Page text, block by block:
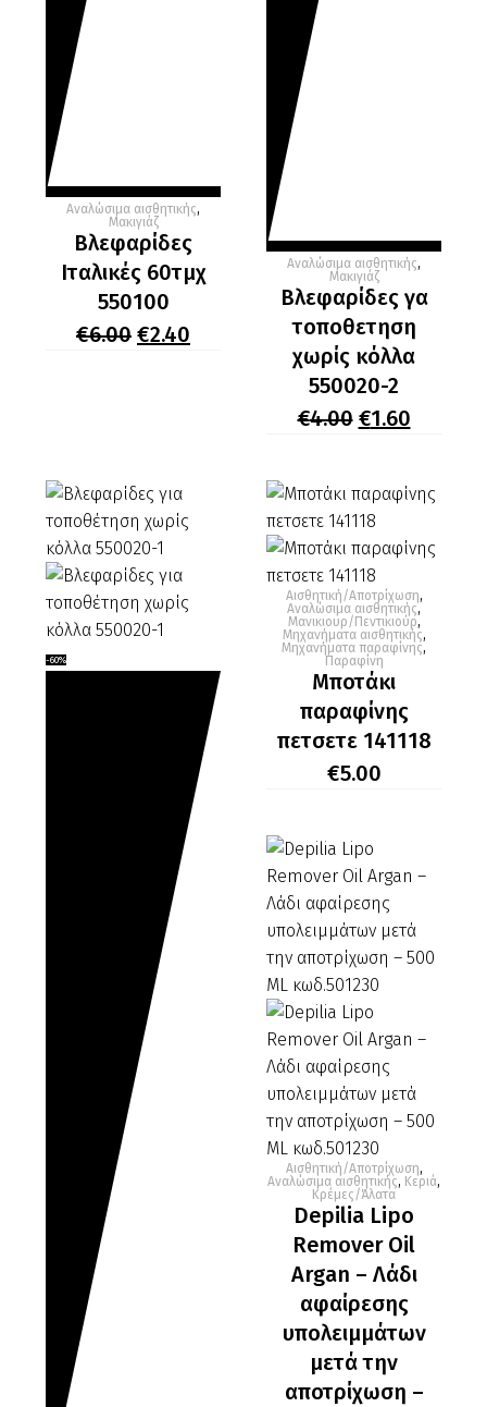
Αναλώσιμα αισθητικής,
Μακιγιάζ
Βλεφαρίδες
Ιταλικές 60τμχ
550100
€6.00 Original
€2.40
Αναλώσιμα αισθητικής,
Μακιγιάζ
Βλεφαρίδες γα
τοποθετηση
χωρίς κόλλα
550020-2
€4.00 Original
€4.00.
€1.60
€1.60.
Βλεφαρίδες
-60%
Μποτάκι
παραφίνης
πετσετε
141118
Αισθητική/Αποτρίχωση,
Αναλώσιμα αισθητικής,
Μανικιουρ/Πεντικιούρ,
Μηχανήματα αισθητικής,
Μηχανήματα παραφίνης,
Παραφίνη
Μποτάκι
παραφίνης
πετσετε 141118
€5.00
Depilia
Lipo
Remover
Argan
Λάδι
αφαίρεσης
υπολειμμάτων
Αισθητική/Αποτρίχωση,
Αναλώσιμα αισθητικής, Κεριά,
Κρέμες/Άλατα
Depilia Lipo
Remover Oil
Argan – Λάδι
αφαίρεσης
υπολειμμάτων
μετά την
αποτρίχωση –